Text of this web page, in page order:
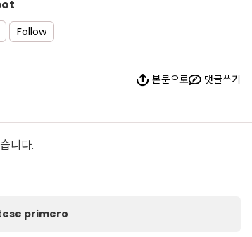
Follow
본문으로 댓글쓰기
니다.
primero